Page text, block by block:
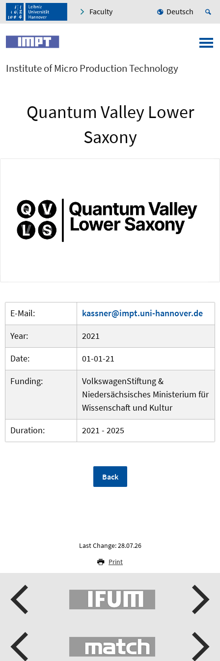
Faculty Deutsch
Institute of Micro Production Technology
Quantum Valley Lower
Saxony
E-Mail:
kassner@impt.uni-hannover.de
Year:
2021
Date:
01-01-21
Funding:
VolkswagenStiftung &
Niedersächsisches Ministerium für
Wissenschaft und Kultur
Duration:
2021 - 2025
Back
Last Change: 28.07.26
Print